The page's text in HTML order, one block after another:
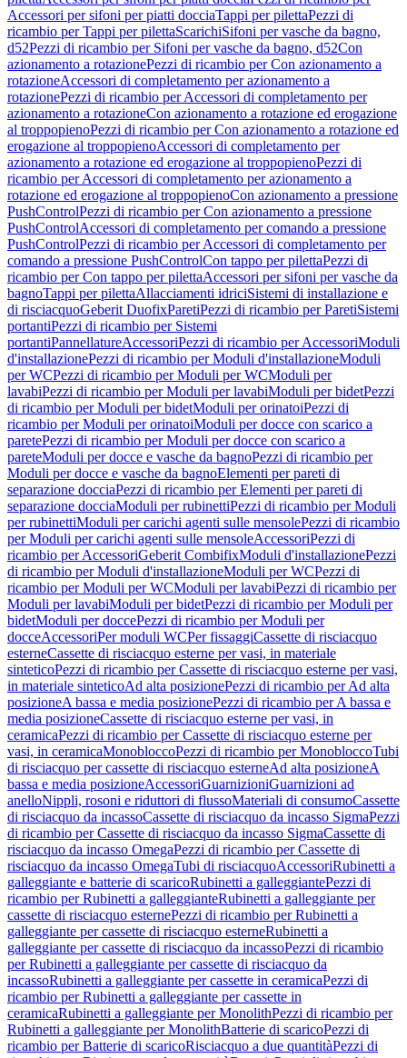
Accessori per sifoni per piatti docciaTappi per pilettaPezzi di
ricambio per Tappi per pilettaScarichiSifoni per vasche da bagno,
d52Pezzi di ricambio per Sifoni per vasche da bagno, d52Con
azionamento a rotazionePezzi di ricambio per Con azionamento a
rotazioneAccessori di completamento per azionamento a
rotazionePezzi di ricambio per Accessori di completamento per
azionamento a rotazioneCon azionamento a rotazione ed erogazione
al troppopienoPezzi di ricambio per Con azionamento a rotazione ed
erogazione al troppopienoAccessori di completamento per
azionamento a rotazione ed erogazione al troppopienoPezzi di
ricambio per Accessori di completamento per azionamento a
rotazione ed erogazione al troppopienoCon azionamento a pressione
PushControlPezzi di ricambio per Con azionamento a pressione
PushControlAccessori di completamento per comando a pressione
PushControlPezzi di ricambio per Accessori di completamento per
comando a pressione PushControlCon tappo per pilettaPezzi di
ricambio per Con tappo per pilettaAccessori per sifoni per vasche da
bagnoTappi per pilettaAllacciamenti idriciSistemi di installazione e
di risciacquoGeberit DuofixParetiPezzi di ricambio per ParetiSistemi
portantiPezzi di ricambio per Sistemi
portantiPannellatureAccessoriPezzi di ricambio per AccessoriModuli
d'installazionePezzi di ricambio per Moduli d'installazioneModuli
per WCPezzi di ricambio per Moduli per WCModuli per
lavabiPezzi di ricambio per Moduli per lavabiModuli per bidetPezzi
di ricambio per Moduli per bidetModuli per orinatoiPezzi di
ricambio per Moduli per orinatoiModuli per docce con scarico a
paretePezzi di ricambio per Moduli per docce con scarico a
pareteModuli per docce e vasche da bagnoPezzi di ricambio per
Moduli per docce e vasche da bagnoElementi per pareti di
separazione docciaPezzi di ricambio per Elementi per pareti di
separazione docciaModuli per rubinettiPezzi di ricambio per Moduli
per rubinettiModuli per carichi agenti sulle mensolePezzi di ricambio
per Moduli per carichi agenti sulle mensoleAccessoriPezzi di
ricambio per AccessoriGeberit CombifixModuli d'installazionePezzi
di ricambio per Moduli d'installazioneModuli per WCPezzi di
ricambio per Moduli per WCModuli per lavabiPezzi di ricambio per
Moduli per lavabiModuli per bidetPezzi di ricambio per Moduli per
bidetModuli per doccePezzi di ricambio per Moduli per
docceAccessoriPer moduli WCPer fissaggiCassette di risciacquo
esterneCassette di risciacquo esterne per vasi, in materiale
sinteticoPezzi di ricambio per Cassette di risciacquo esterne per vasi,
in materiale sinteticoAd alta posizionePezzi di ricambio per Ad alta
posizioneA bassa e media posizionePezzi di ricambio per A bassa e
media posizioneCassette di risciacquo esterne per vasi, in
ceramicaPezzi di ricambio per Cassette di risciacquo esterne per
vasi, in ceramicaMonobloccoPezzi di ricambio per MonobloccoTubi
di risciacquo per cassette di risciacquo esterneAd alta posizioneA
bassa e media posizioneAccessoriGuarnizioniGuarnizioni ad
anelloNippli, rosoni e riduttori di flussoMateriali di consumoCassette
di risciacquo da incassoCassette di risciacquo da incasso SigmaPezzi
di ricambio per Cassette di risciacquo da incasso SigmaCassette di
risciacquo da incasso OmegaPezzi di ricambio per Cassette di
risciacquo da incasso OmegaTubi di risciacquoAccessoriRubinetti a
galleggiante e batterie di scaricoRubinetti a galleggiantePezzi di
ricambio per Rubinetti a galleggianteRubinetti a galleggiante per
cassette di risciacquo esternePezzi di ricambio per Rubinetti a
galleggiante per cassette di risciacquo esterneRubinetti a
galleggiante per cassette di risciacquo da incassoPezzi di ricambio
per Rubinetti a galleggiante per cassette di risciacquo da
incassoRubinetti a galleggiante per cassette in ceramicaPezzi di
ricambio per Rubinetti a galleggiante per cassette in
ceramicaRubinetti a galleggiante per MonolithPezzi di ricambio per
Rubinetti a galleggiante per MonolithBatterie di scaricoPezzi di
ricambio per Batterie di scaricoRisciacquo a due quantitàPezzi di